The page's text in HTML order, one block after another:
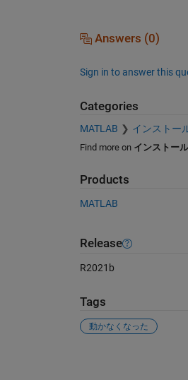
Answers (0)
Sign in to answer this
Categories
MATLAB インストー
Find more on インストー
Products
MATLAB
Release
R2021b
Tags
動かなくなった